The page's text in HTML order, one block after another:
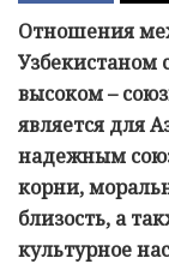
Отношения
Узбекистаном
высоком –
является для
надежным
корни,
близость, а
культурное